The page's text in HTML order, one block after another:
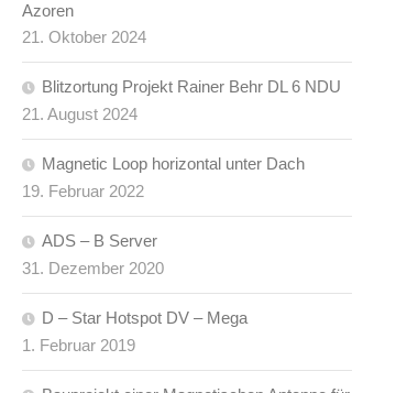
Azoren
21. Oktober 2024
Blitzortung Projekt Rainer Behr DL 6 NDU
21. August 2024
Magnetic Loop horizontal unter Dach
19. Februar 2022
ADS – B Server
31. Dezember 2020
D – Star Hotspot DV – Mega
1. Februar 2019